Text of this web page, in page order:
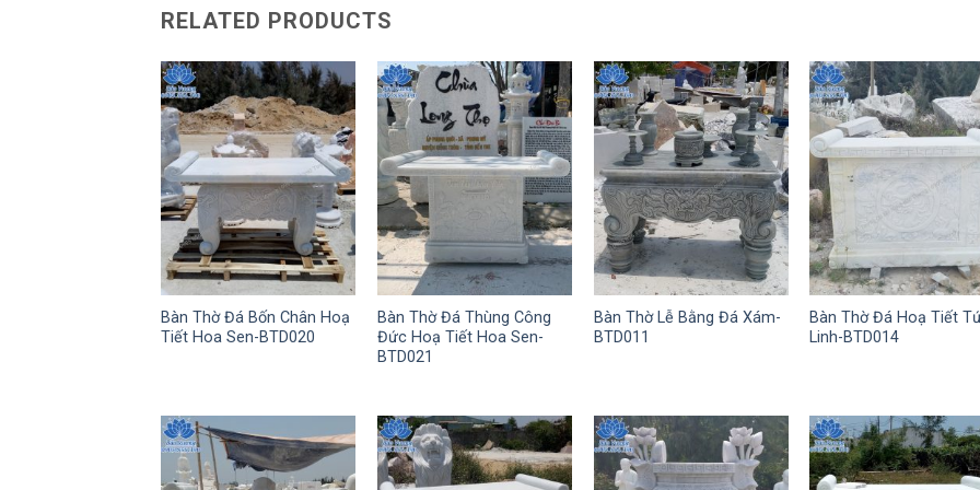
RELATED PRODUCTS
Bàn Thờ Đá Bốn Chân Hoạ
Tiết Hoa Sen-BTD020
Bàn Thờ Đá Thùng Công
Đức Hoạ Tiết Hoa Sen-
BTD021
Bàn Thờ Lễ Bằng Đá Xám-
BTD011
Bàn Thờ Đá Hoạ Tiết
Linh-BTD014